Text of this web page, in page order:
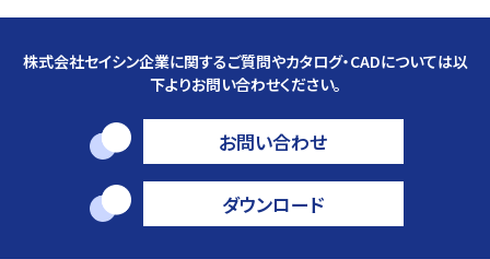
株式会社セイシン企業に関するご質問やカタログ・CADについては以
下よりお問い合わせください。
お問い合わせ
ダウンロード